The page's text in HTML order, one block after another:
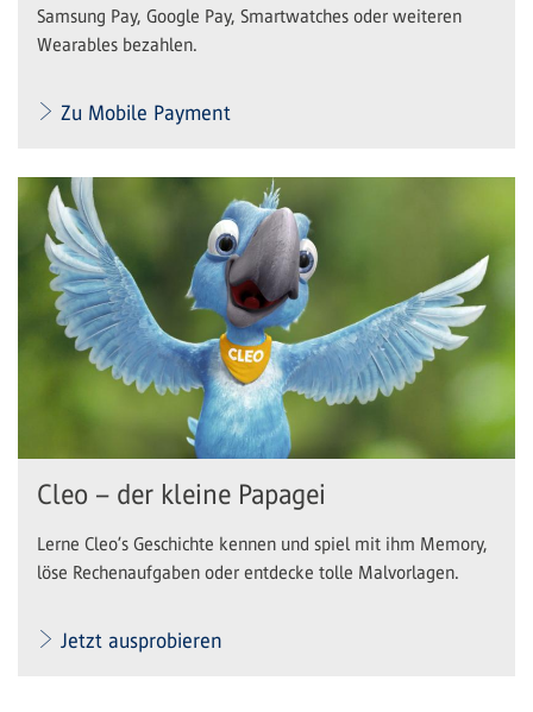
Samsung Pay, Google Pay, Smartwatches oder weiteren
Wearables bezahlen.
Zu Mobile Payment
Cleo – der kleine Papagei
Lerne Cleo’s Geschichte kennen und spiel mit ihm Memory,
löse Rechenaufgaben oder entdecke tolle Malvorlagen.
Jetzt ausprobieren